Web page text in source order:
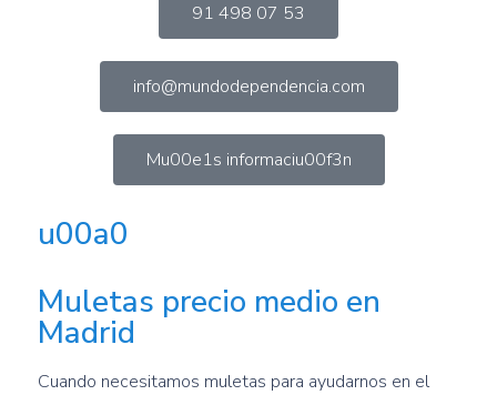
91 498 07 53
info@mundodependencia.com
Mu00e1s informaciu00f3n
u00a0
Muletas precio medio en
Madrid
Cuando necesitamos muletas para ayudarnos en el